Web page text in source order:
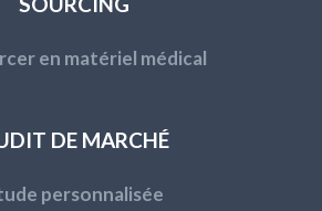
en matériel médical
DE MARCHÉ
personnalisée